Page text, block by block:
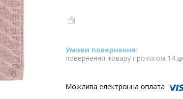
повернення товару протягом 14